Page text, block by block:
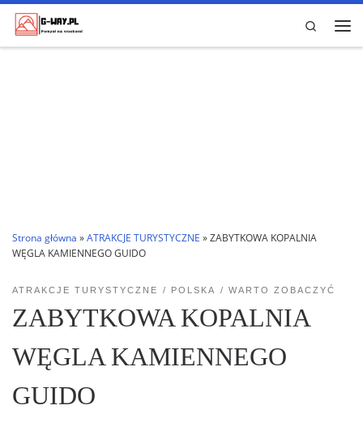
Przejdź do treści
Search
Strona główna »ATRAKCJE TURYSTYCZNE »ZABYTKOWA KOPALNIA
WĘGLA KAMIENNEGO GUIDO
ATRAKCJE TURYSTYCZNE POLSKA WARTO ZOBACZYĆ
ZABYTKOWA KOPALNIA
WĘGLA KAMIENNEGO
GUIDO